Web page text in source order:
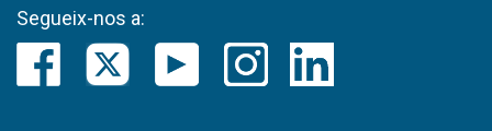
Segueix-nos a: